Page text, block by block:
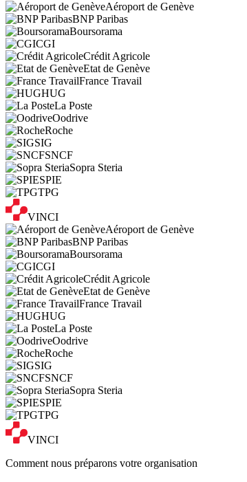
Aéroport de Genève
BNP Paribas
Boursorama
CGI
Crédit Agricole
Etat de Genève
France Travail
HUG
La Poste
Oodrive
Roche
SIG
SNCF
Sopra Steria
SPIE
TPG
VINCI
Aéroport de Genève
BNP Paribas
Boursorama
CGI
Crédit Agricole
Etat de Genève
France Travail
HUG
La Poste
Oodrive
Roche
SIG
SNCF
Sopra Steria
SPIE
TPG
VINCI
Comment nous préparons votre organisation